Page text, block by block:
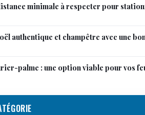
minimale à respecter pour
authentique et champêtre avec une
palme : une option viable pour vos